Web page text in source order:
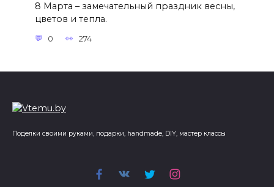
8 Марта – замечательный праздник весны,
цветов и тепла.
0 274
Поделки своими руками, подарки, handmade, DIY, мастер классы